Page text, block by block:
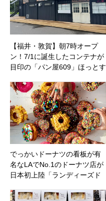
【福井・敦賀】朝7時オープ
ン！7/1に誕生したコンテナが
目印の「パン屋609」ほっとす
目！
でっかいドーナツの看板が有
名なLAでNo.1のドーナツ店が
日本初上陸「ランディーズド
にオープン